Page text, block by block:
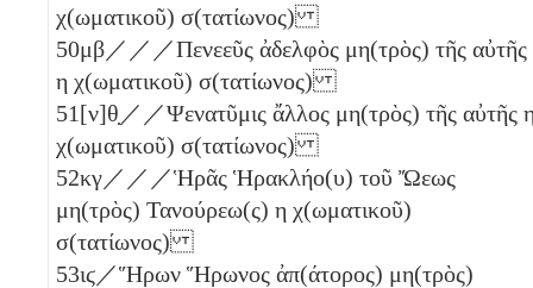
χ(ωματικοῦ) σ(τατίωνος)
50μβ／／／Πενεεῦς ἀδελφὸς μη(τρὸς) τῆς αὐτῆς
η χ(ωματικοῦ) σ(τατίωνος)
51[ν]θ̣ ／／Ψενατῦμις ἄλλος μη(τρὸς) τῆς αὐτῆς
χ(ωματικοῦ) σ(τατίωνος)
52κγ／／／Ἡρᾶς Ἡρακλήο(υ) τοῦ Ὤεως
μη(τρὸς) Τανούρεω(ς) η χ(ωματικοῦ)
σ(τατίωνος)
53ιϛ／Ἥρων Ἥρωνος ἀπ(άτορος) μη(τρὸς)